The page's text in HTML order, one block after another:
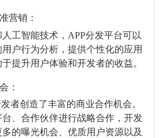
营销 ：
工智能技术，APP分发平台可以
户行为分析，提供个性化的应用
提升用户体验和开发者的收益。
：
者创造了丰富的商业合作机会。
、合作伙伴进行战略合作，开发
的曝光机会、优质用户资源以及